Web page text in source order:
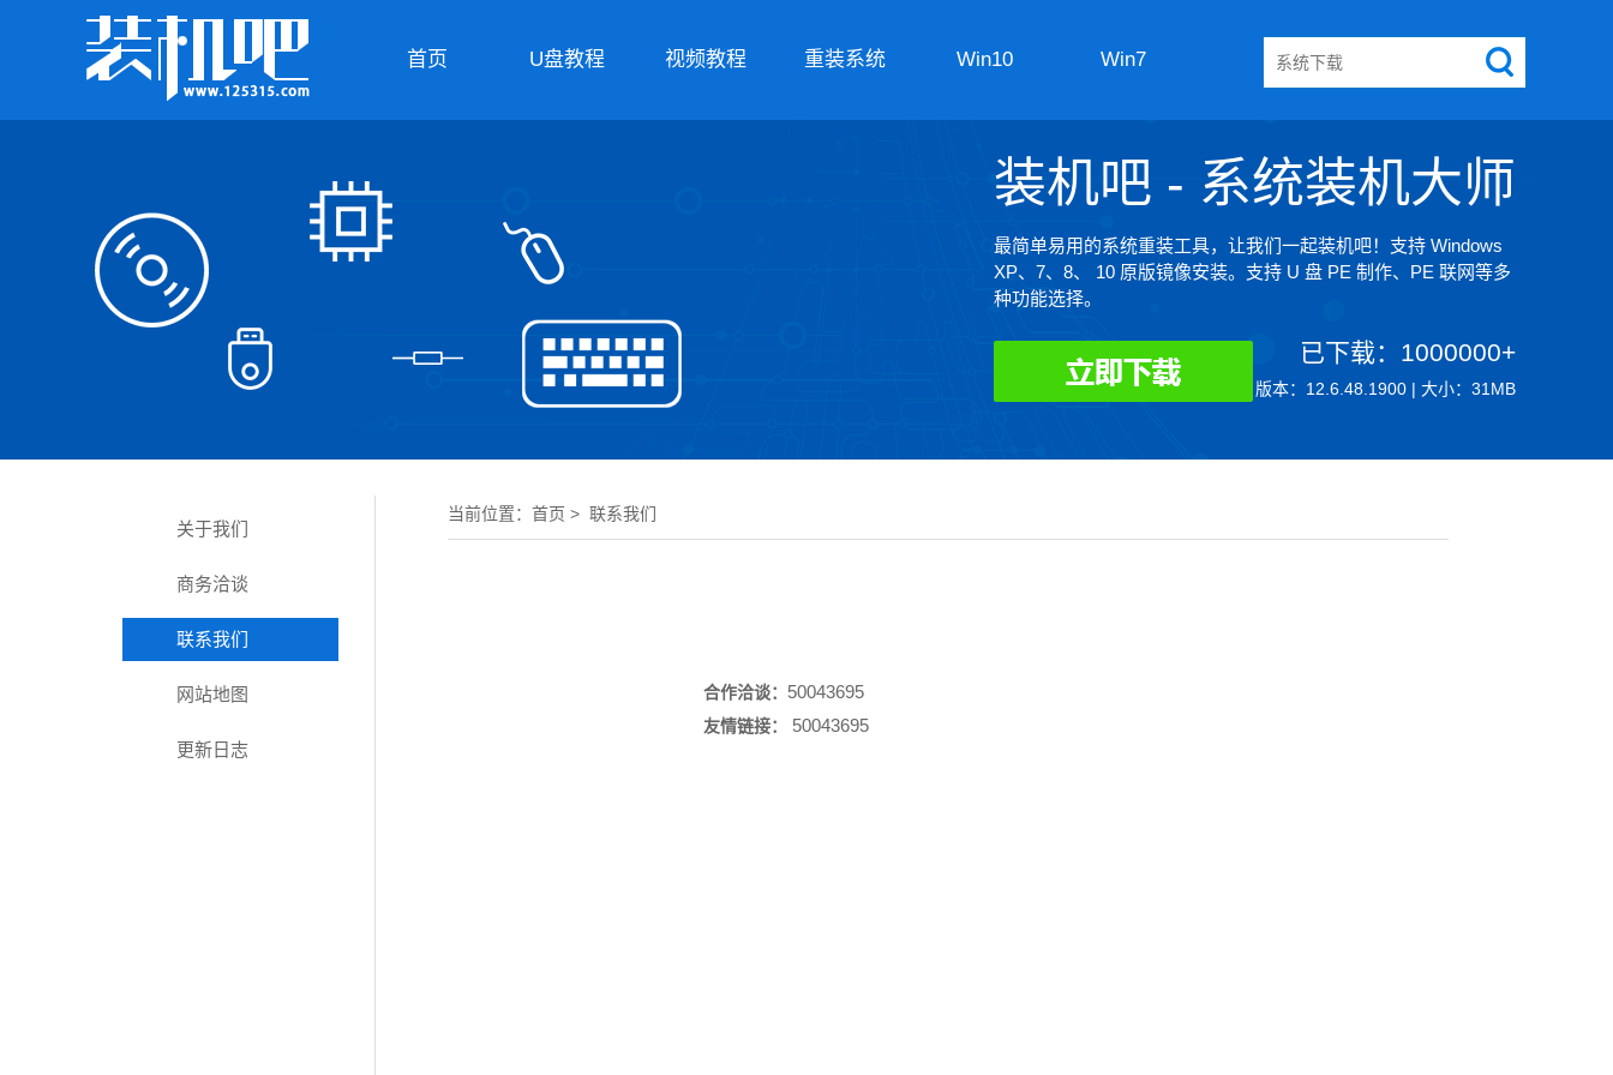
首页 U盘教程 视频教程 重装系统 Win10 Win7
装机吧 - 系统装机大师
最简单易用的系统重装工具，让我们一起装机吧！支持 Windows
XP、7、8、 10 原版镜像安装。支持 U 盘 PE 制作、PE 联网等多
种功能选择。
已下载：1000000+
版本：12.6.48.1900 | 大小：31MB
关于我们
商务洽谈
联系我们
网站地图
更新日志
当前位置： 首页 > 联系我们
合作洽谈： 50043695
友情链接： 50043695